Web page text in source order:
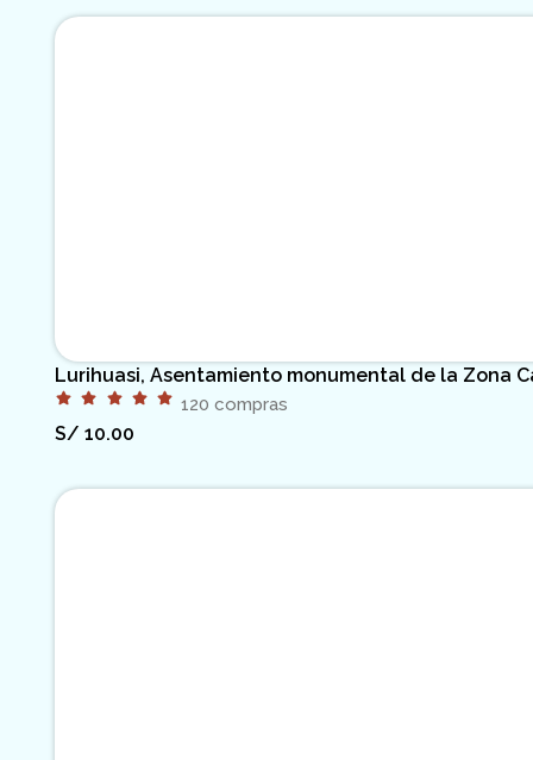
Lurihuasi, Asentamiento monumental de la Zona
120 compras
S/ 10.00